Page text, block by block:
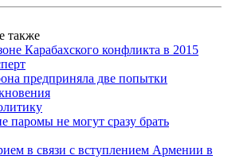
также
Карабахского конфликта в 2015
предприняла две попытки
паромы не могут сразу брать
в связи с вступлением Армении в